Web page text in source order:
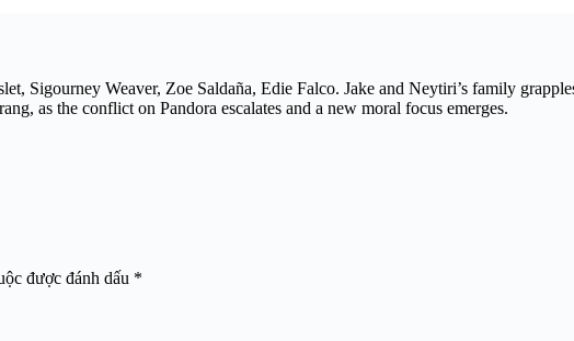
Sigourney Weaver, Zoe Saldaña, Edie Falco. Jake and Neytiri’s family
as the conflict on Pandora escalates and a new moral focus emerges.
được đánh dấu *